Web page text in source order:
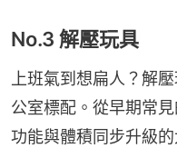
No.3 解壓玩具
上班氣到想扁人？解
公室標配。從早期常
功能與體積同步升級